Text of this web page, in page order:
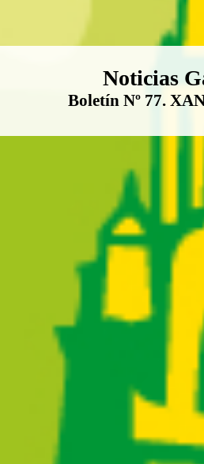
Boletín
Noticias
Boletín Nº 77.